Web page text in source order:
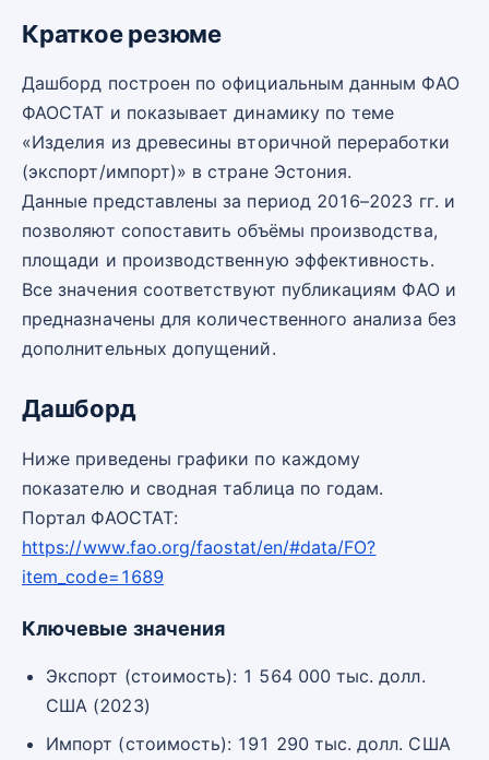
Краткое резюме
Дашборд построен по официальным данным ФАО
ФАОСТАТ и показывает динамику по теме
«Изделия из древесины вторичной переработки
(экспорт/импорт)» в стране Эстония.
Данные представлены за период 2016–2023 гг. и
позволяют сопоставить объёмы производства,
площади и производственную эффективность.
Все значения соответствуют публикациям ФАО и
предназначены для количественного анализа без
дополнительных допущений.
Дашборд
Ниже приведены графики по каждому
показателю и сводная таблица по годам.
Портал ФАОСТАТ:
https://www.fao.org/faostat/en/#data/FO?
item_code=1689
Ключевые значения
Экспорт (стоимость): 1 564 000 тыс. долл.
США (2023)
Импорт (стоимость): 191 290 тыс. долл. США